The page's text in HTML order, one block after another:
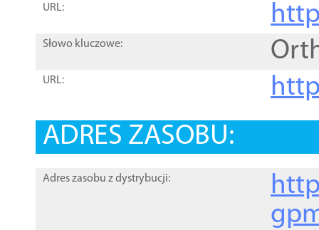
URL:
Słowo kluczowe:
URL:
ADRES ZASOBU:
Adres zasobu z dystrybucji: